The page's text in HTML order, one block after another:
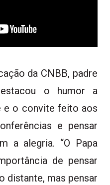
da CNBB, padre
o humor a
e o convite feito aos
e pensar
a alegria. “O Papa
de pensar
distante, mas pensar